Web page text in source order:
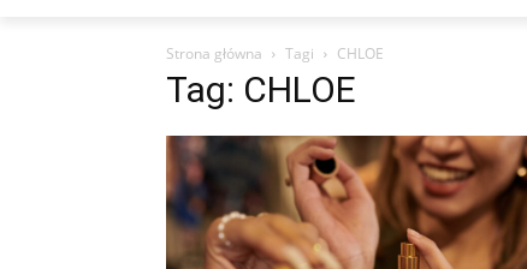
Strona główna Tagi CHLOE
Tag: CHLOE